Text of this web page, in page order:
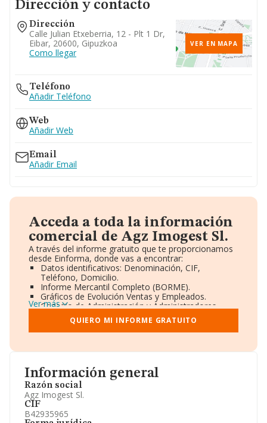
Información general
Razón social
Agz Imogest Sl.
CIF
B42935965
Dirección y contacto
Dirección
Calle Julian Etxeberria, 12 - Plt 1 Dr,
Eibar, 20600, Gipuzkoa
Como llegar
VER EN MAPA
Teléfono
Añadir Teléfono
Web
Añadir Web
Email
Añadir Email
Acceda a toda la información
comercial de Agz Imogest Sl.
A través del informe gratuito que te proporcionamos
desde Einforma, donde vas a encontrar:
Datos identificativos: Denominación, CIF,
Teléfono, Domicilio.
Informe Mercantil Completo (BORME).
Gráficos de Evolución Ventas y Empleados.
Consejo de Administración y Administradores.
Directivos y Ejecutivos.
Accionistas.
Participaciones y Vinculaciones en otras empresas.
Información oficial y registral complementaria.
Ver más
QUIERO MI INFORME GRATUITO